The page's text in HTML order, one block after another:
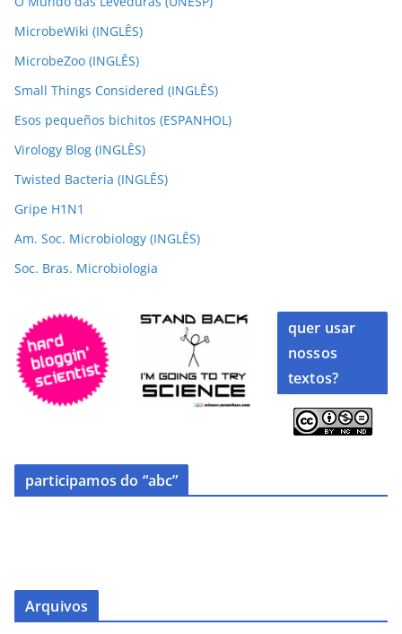
MicrobeWiki (INGLÊS)
MicrobeZoo (INGLÊS)
Small Things Considered (INGLÊS)
Esos pequeños bichitos (ESPANHOL)
Virology Blog (INGLÊS)
Twisted Bacteria (INGLÊS)
Gripe H1N1
Am. Soc. Microbiology (INGLÊS)
Soc. Bras. Microbiologia
quer usar
nossos
textos?
participamos do “abc”
Arquivos